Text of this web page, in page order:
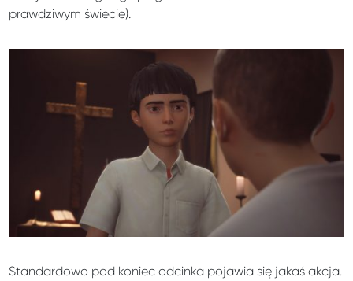
prawdziwym świecie).
Standardowo pod koniec odcinka pojawia się jakaś akcja.